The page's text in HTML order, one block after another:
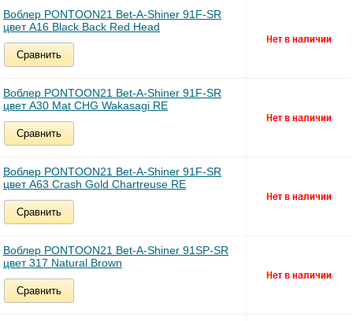
Воблер PONTOON21 Bet-A-Shiner 91F-SR
цвет A16 Black Back Red Head
Сравнить
Воблер PONTOON21 Bet-A-Shiner 91F-SR
цвет A30 Mat CHG Wakasagi RE
Сравнить
Воблер PONTOON21 Bet-A-Shiner 91F-SR
цвет A63 Crash Gold Chartreuse RE
Сравнить
Воблер PONTOON21 Bet-A-Shiner 91SP-SR
цвет 317 Natural Brown
Сравнить